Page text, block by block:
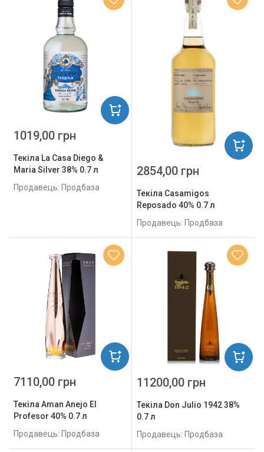
Текіла La Casa Diego &
Maria Silver 38% 0.7 л
Продавець: Продбаза
1019,00 грн
Текіла Casamigos
Reposado 40% 0.7 л
Продавець: Продбаза
2854,00 грн
Текіла Aman Anejo El
Profesor 40% 0.7 л
Продавець: Продбаза
7110,00 грн
Текіла Don Julio 1942 38%
0.7 л
Продавець: Продбаза
11200,00 грн